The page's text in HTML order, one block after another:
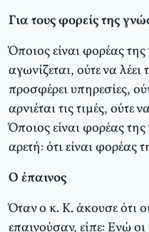
Για τους φορείς της
Όποιος είναι φορέας της
αγωνίζεται, ούτε να
προσφέρει υπηρεσίες,
αρνιέται τις τιμές, ούτε
Όποιος είναι φορέας
αρετή: ότι είναι φορέας
Ο έπαινος
Όταν ο κ. Κ. άκουσε ότι
επαινούσαν, είπε: Ενώ